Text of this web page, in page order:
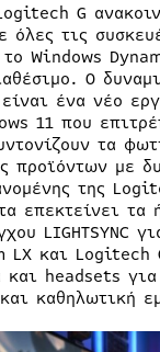
G
όλες τις
το Windows
Ο
ένα νέο
11 που
τα
προϊόντων με
της
επεκτείνει τα
LIGHTSYNC
και Logitech
και headsets
καθηλωτική